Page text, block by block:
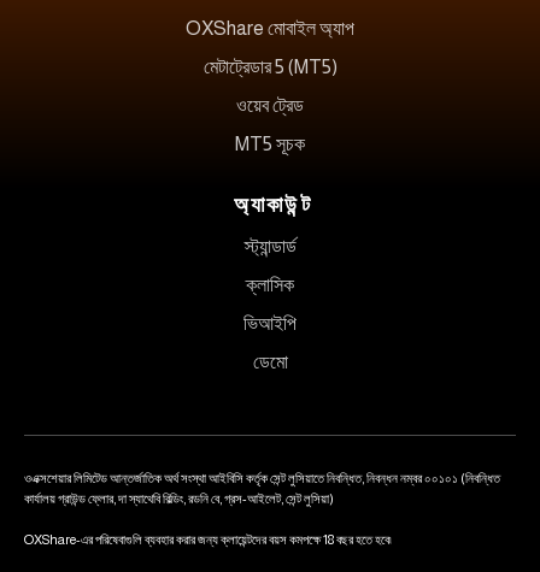
OXShare মোবাইল অ্যাপ
মেটাট্রেডার 5 (MT5)
ওয়েব ট্রেড
MT5 সূচক
অ্যাকাউন্ট
স্ট্যান্ডার্ড
ক্লাসিক
ভিআইপি
ডেমো
ওএক্সশেয়ার লিমিটেড আন্তর্জাতিক অর্থ সংস্থা আইবিসি কর্তৃক সেন্ট লুসিয়াতে নিবন্ধিত, নিবন্ধন নম্বর ০০১০১ (নিবন্ধিত
কার্যালয় গ্রাউন্ড ফ্লোর, দা স্যাথেবি বিল্ডিং, রডনি বে, গ্রস-আইলেট, সেন্ট লুসিয়া)
OXShare-এর পরিষেবাগুলি ব্যবহার করার জন্য ক্লায়েন্টদের বয়স কমপক্ষে 18 বছর হতে হবে৷